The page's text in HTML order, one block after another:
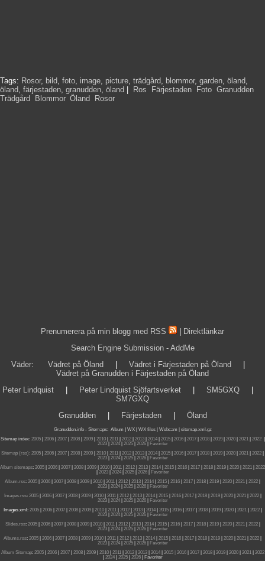
Tags: Rosor, bild, foto, image, picture, trädgård, blommor, garden, öland,
öland, färjestaden, granudden, öland Ros Färjestaden Foto Granudden
Trädgård
Blommor, Öland Rosor,
Prenumerera på min blogg med RSS
Direktlänkar
Search Engine Submission - AddMe
Väder: Vädret på Öland Vädret i Färjestaden på Öland
Vädret på Granudden i Färjestaden på Öland
Peter Lindquist
Peter Lindquist Sjöfartsverket SM5GXQ
SM7GXQ
Granudden| Färjestaden| Öland
Granudden.info- Sitemaps: Album WX WX files | Webcam |
sitemap.xml.gz
Sitemap index: 2005| 2006| 2007| 2008| 2009| 2010| 2011| 2012| 2013| 2014| 2015| 2016| 2017| 2018| 2019| 2020| 2021| 2022|
2023| 2024| 2025| 2026|
Favoriter
Sitemap (rss): 2005 2006 2007 2008 2009 2010 2011 2012 2013 2014 2015 2016 2017 2018 2019 2020 2021 2022
2023| 2024| 2025| 2026|
Favoriter
Album sitemaps: 2005 2006 2007 2008 2009 2010 2011 2012 2013 2014 2015 2016 2017 2018 2019 2020 2021
2022
2023| 2024| 2025| 2026|
Favoriter
Album.rss: 2005 2006 2007 2008 2009 2010 2011 2012 2013 2014 2015 2016 2017 2018 2019 2020 2021 2022
2023| 2024| 2025| 2026|
Favoriter
Images.rss: 2005| 2006| 2007| 2008| 2009| 2010| 2011| 2012| 2013| 2014| 2015| 2016| 2017| 2018| 2019| 2020| 2021| 2022|
2023| 2024| 2025| 2026|
Favoriter
Images.xml: 2005| 2006| 2007| 2008| 2009| 2010| 2011| 2012| 2013| 2014| 2015| 2016| 2017| 2018| 2019| 2020| 2021| 2022|
2023| 2024| 2025| 2026|
Favoriter
Slides.rss: 2005| 2006| 2007| 2008| 2009| 2010| 2011| 2012| 2013| 2014| 2015| 2016| 2017| 2018| 2019| 2020| 2021| 2022|
2023| 2024| 2025| 2026|
Favoriter
Albums.rss: 2005 2006 2007 2008 2009 2010 2011 2012 2013 2014 2015 2016 2017 2018 2019 2020 2021 2022
2023| 2024| 2025| 2026|
Favoriter
Album Sitemap: 2005| 2006| 2007| 2008| 2009| 2010| 2011| 2012| 2013| 2014| 2015 | 2016| 2017| 2018| 2019| 2020| 2021| 2022
2024| 2025| 2026|
Favoriter